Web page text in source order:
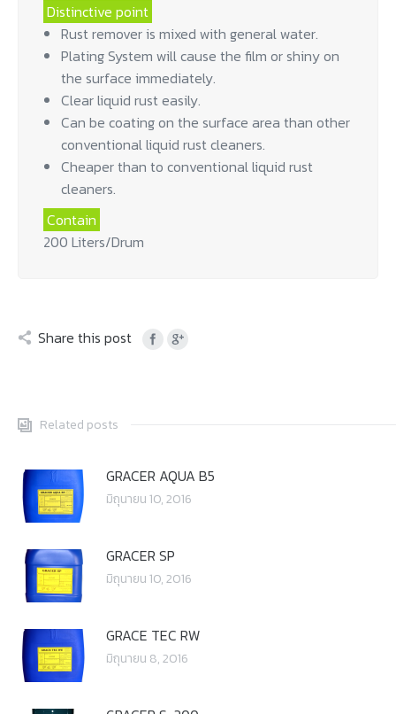
Distinctive point
Rust remover is mixed with general water.
Plating System will cause the film or shiny on
the surface immediately.
Clear liquid rust easily.
Can be coating on the surface area than other
conventional liquid rust cleaners.
Cheaper than to conventional liquid rust
cleaners.
Contain
200 Liters/Drum
Share this post
Related posts
GRACER AQUA B5
มิถุนายน 10, 2016
GRACER SP
มิถุนายน 10, 2016
GRACE TEC RW
มิถุนายน 8, 2016